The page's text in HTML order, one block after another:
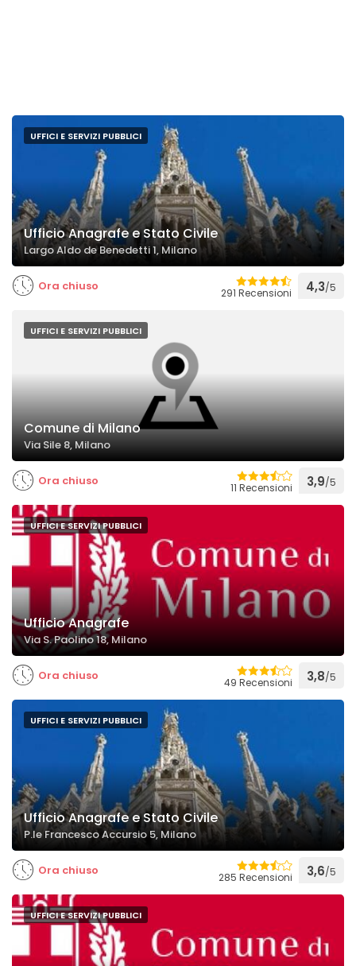
UFFICI E SERVIZI PUBBLICI
Ufficio Anagrafe e Stato Civile
Largo Aldo de Benedetti 1, Milano
Ora chiuso 291 Recensioni 4,3/5
UFFICI E SERVIZI PUBBLICI
Comune di Milano
Via Sile 8, Milano
Ora chiuso 11 Recensioni 3,9/5
UFFICI E SERVIZI PUBBLICI
Ufficio Anagrafe
Via S. Paolino 18, Milano
Ora chiuso 49 Recensioni 3,8/5
UFFICI E SERVIZI PUBBLICI
Ufficio Anagrafe e Stato Civile
P.le Francesco Accursio 5, Milano
Ora chiuso 285 Recensioni 3,6/5
UFFICI E SERVIZI PUBBLICI